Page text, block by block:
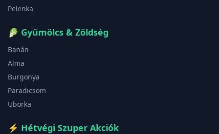
Pelenka
🥬 Gyümölcs & Zöldség
Banán
Alma
Burgonya
Paradicsom
Uborka
⚡ Hétvégi Szuper Akciók